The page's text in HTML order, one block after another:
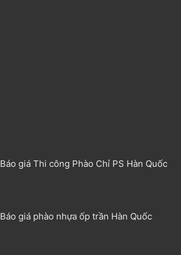
Báo giá Thi công Phào Chỉ PS Hàn Quốc
Báo giá phào nhựa ốp trần Hàn Quốc